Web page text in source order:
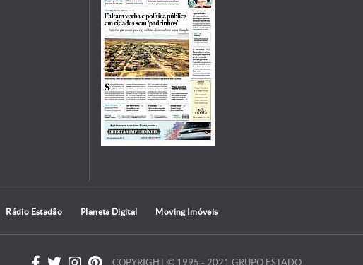
Rádio Estadão Planeta Digital Moving Imóveis
COPYRIGHT © 1995 - 2021 GRUPO ESTADO